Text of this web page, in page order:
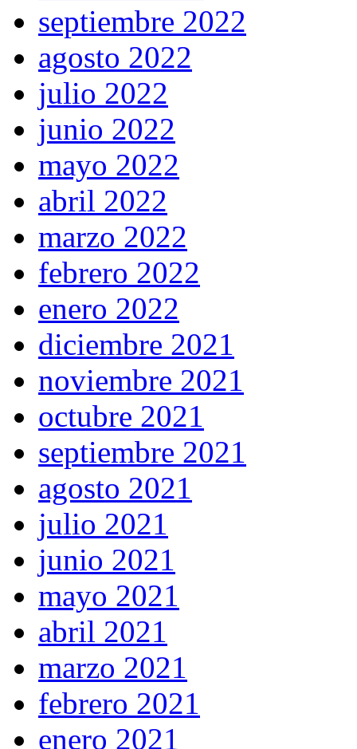
septiembre 2022
agosto 2022
julio 2022
junio 2022
mayo 2022
abril 2022
marzo 2022
febrero 2022
enero 2022
diciembre 2021
noviembre 2021
octubre 2021
septiembre 2021
agosto 2021
julio 2021
junio 2021
mayo 2021
abril 2021
marzo 2021
febrero 2021
enero 2021